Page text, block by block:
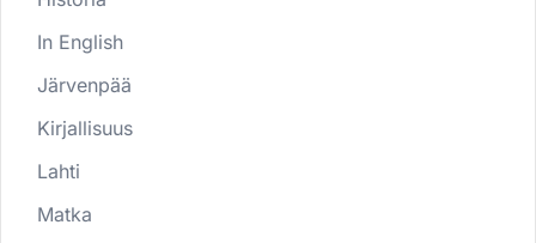
In English
Järvenpää
Kirjallisuus
Lahti
Matka